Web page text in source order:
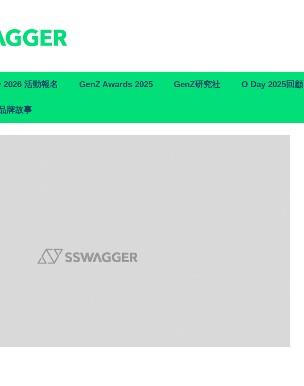
活動報名 GenZ Awards 2025 GenZ研究社 O Day 2025回顧
牌故事